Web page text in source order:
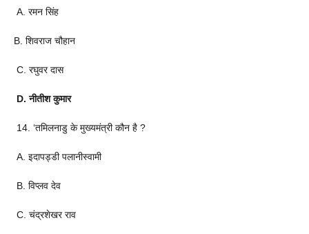
A. रमन सिंह
B. शिवराज चौहान
C. रघुवर दास
D. नीतीश कुमार
14. ‘तमिलनाडु के मुख्यमंत्री कौन है ?
A. इदापड्डी पलानीस्वामी
B. विप्लव देव
C. चंद्रशेखर राव